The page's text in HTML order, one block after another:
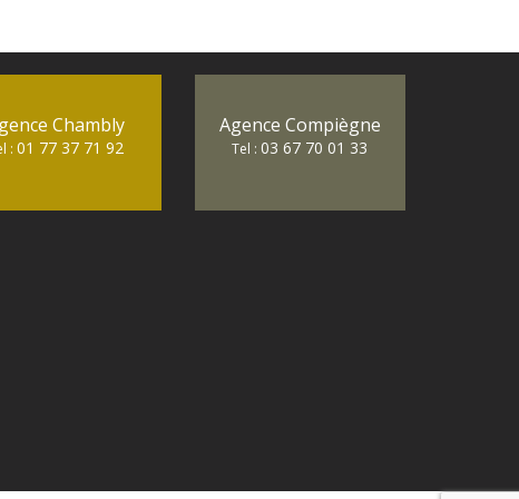
Chambly
: 01 77 37 71 92
Agence Compiègne
Tel :03 67 70 01 33